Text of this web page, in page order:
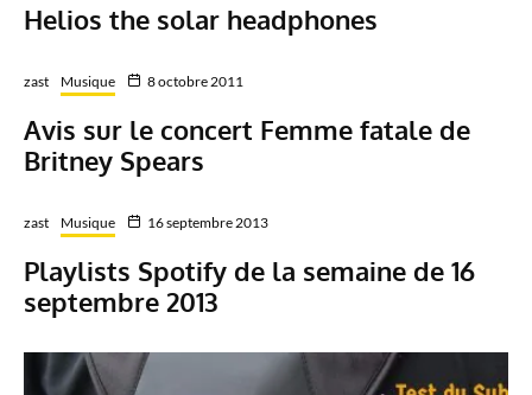
Helios the solar headphones
zast Musique 8 octobre 2011
Avis sur le concert Femme fatale de
Britney Spears
zast Musique 16 septembre 2013
Playlists Spotify de la semaine de 16
septembre 2013